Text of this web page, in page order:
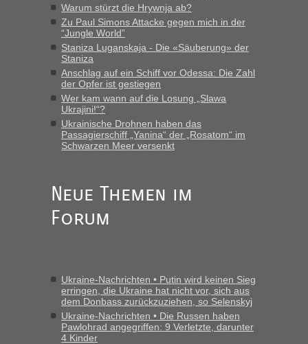
Warum stürzt die Hrywnja ab?
Zu Paul Simons Attacke gegen mich in der
“Jungle World”
Staniza Luganskaja - Die «Säuberung» der
Staniza
Anschlag auf ein Schiff vor Odessa: Die Zahl
der Opfer ist gestiegen
Wer kam wann auf die Losung „Slawa
Ukrajini!“?
Ukrainische Drohnen haben das
Passagierschiff „Yanina“ der „Rosatom“ im
Schwarzen Meer versenkt
Neue Themen im
Forum
Ukraine-Nachrichten • Putin wird keinen Sieg
erringen, die Ukraine hat nicht vor, sich aus
dem Donbass zurückzuziehen, so Selenskyj
Ukraine-Nachrichten • Die Russen haben
Pawlohrad angegriffen: 9 Verletzte, darunter
4 Kinder